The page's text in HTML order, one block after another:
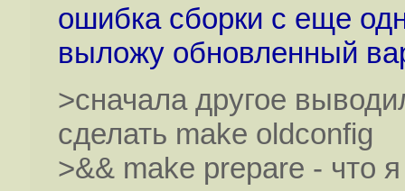
ошибка сборки с еще
выложу обновленный
>сначала другое
сделать make oldconfig
>&& make prepare - что